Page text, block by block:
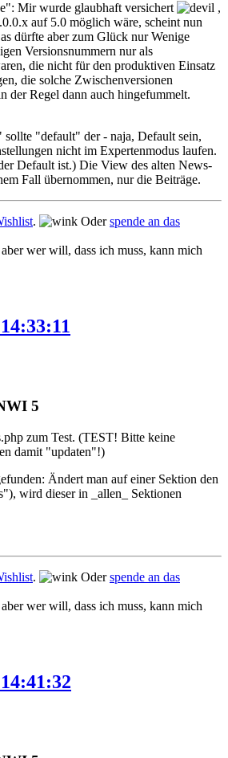
Mir wurde glaubhaft versichert
,
auf 5.0 möglich wäre, scheint nun
dürfte aber zum Glück nur Wenige
Versionsnummern nur als
die nicht für den produktiven Einsatz
die solche Zwischenversionen
der Regel dann auch hingefummelt.
"default" der - naja, Default sein,
nicht im Expertenmodus laufen.
Default ist.) Die View des alten News-
Fall übernommen, nur die Beiträge.
. Oderspende an das
wer will, dass ich muss, kann mich
5
zum Test. (TEST! Bitte keine
damit "updaten"!)
Ändert man auf einer Sektion den
wird dieser in _allen_ Sektionen
. Oderspende an das
wer will, dass ich muss, kann mich